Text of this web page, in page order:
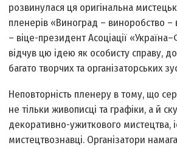
розвинулася ця оригінальна
пленерів «Виноград – виноробство –
– віце-президент Асоціації
відчув цю ідею як особисту справу,
багато творчих та організаторських
Неповторність пленеру в тому, що
не тільки живописці та графіки, а й
декоративно-ужиткового мистецтва,
мистецтвознавці. Організатори